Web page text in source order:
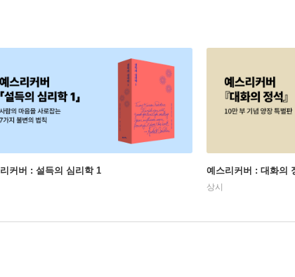
커버 : 설득의 심리학 1 예스리커버 : 대화의
상시